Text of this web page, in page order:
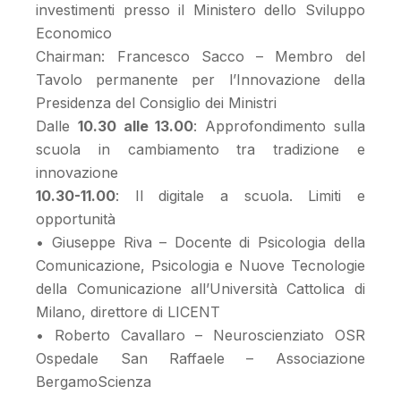
investimenti presso il Ministero dello Sviluppo
Economico
Chairman: Francesco Sacco – Membro del
Tavolo permanente per l’Innovazione della
Presidenza del Consiglio dei Ministri
Dalle 10.30 alle 13.00: Approfondimento sulla
scuola in cambiamento tra tradizione e
innovazione
10.30-11.00: Il digitale a scuola. Limiti e
opportunità
• Giuseppe Riva – Docente di Psicologia della
Comunicazione, Psicologia e Nuove Tecnologie
della Comunicazione all’Università Cattolica di
Milano, direttore di LICENT
• Roberto Cavallaro – Neuroscienziato OSR
Ospedale San Raffaele – Associazione
BergamoScienza